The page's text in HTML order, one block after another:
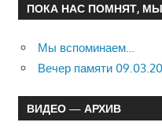
ПОКА НАС ПОМНЯТ,
Мы вспоминаем…
Вечер памяти
ВИДЕО — АРХИВ